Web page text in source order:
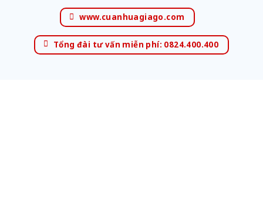
www.cuanhuagiago.com
Tổng đài tư vấn miễn phí: 0824.400.400